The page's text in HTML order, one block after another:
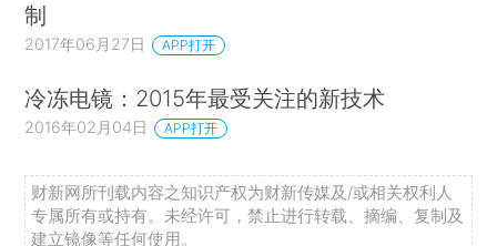
制
2017年06月27日 APP打开
冷冻电镜：2015年最受关注的新技术
2016年02月04日 APP打开
财新网所刊载内容之知识产权为财新传媒及/或相关权利人
专属所有或持有。未经许可，禁止进行转载、摘编、复制及
建立镜像等任何使用。